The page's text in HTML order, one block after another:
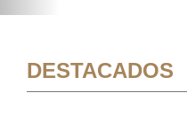
DESTACADOS